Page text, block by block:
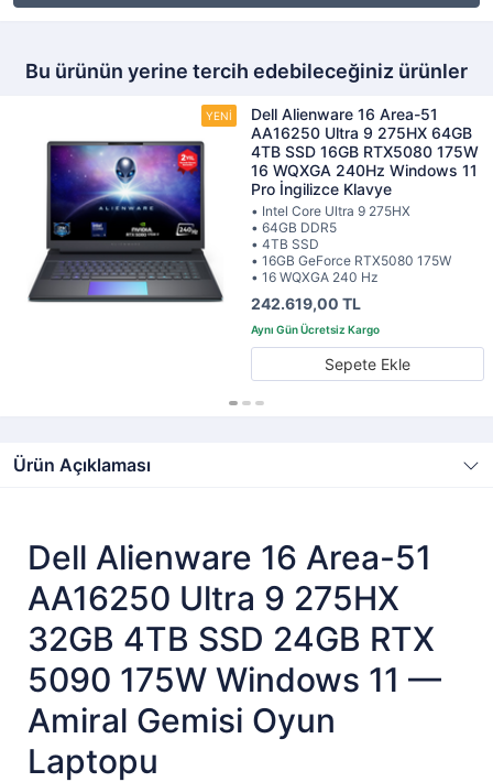
Bu ürünün yerine tercih edebileceğiniz ürünler
Dell Alienware 16 Area-51
AA16250 Ultra 9 275HX 64GB
4TB SSD 16GB RTX5080 175W
16 WQXGA 240Hz Windows 11
Pro İngilizce Klavye
• Intel Core Ultra 9 275HX
• 64GB DDR5
• 4TB SSD
• 16GB GeForce RTX5080 175W
• 16 WQXGA 240 Hz
242.619,00 TL
Sepete Ekle
Ürün Açıklaması
Dell Alienware 16 Area-51
AA16250 Ultra 9 275HX
32GB 4TB SSD 24GB RTX
5090 175W Windows 11 —
Amiral Gemisi Oyun
Laptopu